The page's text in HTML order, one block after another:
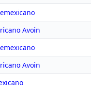
Avoin
Avoin